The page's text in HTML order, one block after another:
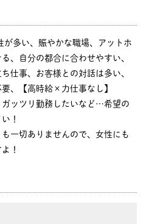
多い、賑やかな職場、アットホ
、自分の都合に合わせやすい、
仕事、お客様との対話は多い、
、【高時給×力仕事なし】
ッツリ勤務したいなど…希望の
！
一切ありませんので、女性にも
！